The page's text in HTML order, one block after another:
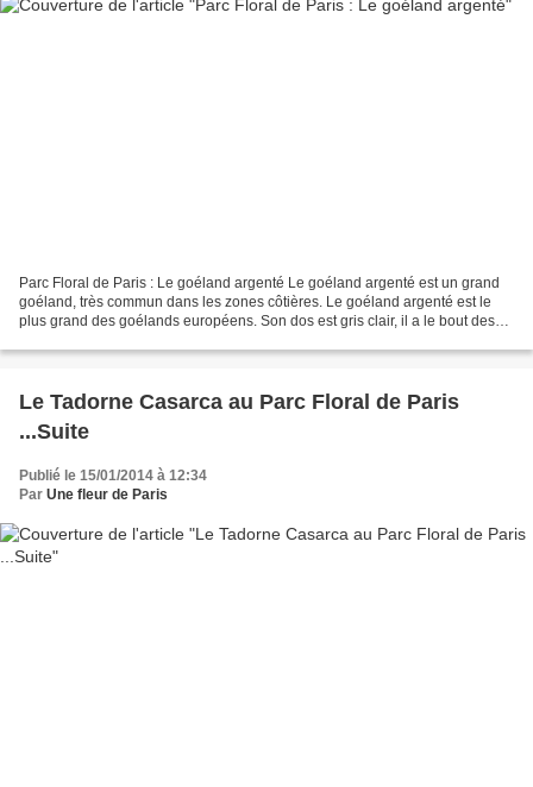
Parc Floral de Paris : Le goéland argenté Le goéland argenté est un grand
goéland, très commun dans les zones côtières. Le goéland argenté est le
plus grand des goélands européens. Son dos est gris clair, il a le bout des
Le Tadorne Casarca au Parc Floral de Paris
...Suite
Publié le 15/01/2014 à 12:34
Par Une fleur de Paris